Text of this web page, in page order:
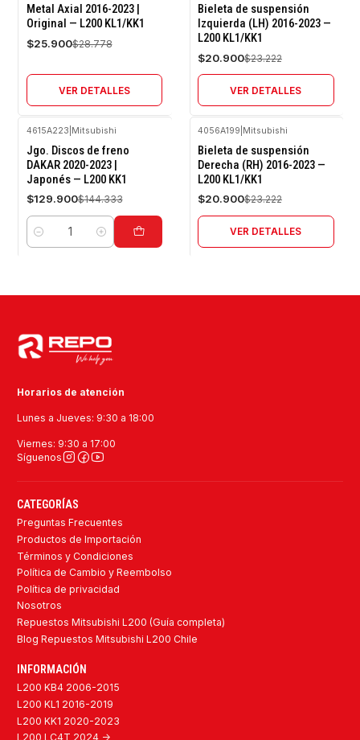
-10%
OFF
Metal Axial 2016-2023 |
Original — L200 KL1/KK1
$25.900$28.778
VER DETALLES
-10%
OFF
Agotado
Bieleta de suspensión
Izquierda (LH) 2016-2023 —
L200 KL1/KK1
$20.900$23.222
VER DETALLES
-10%
OFF
4615A223 Mitsubishi
Jgo. Discos de freno
DAKAR 2020-2023 |
Japonés — L200 KK1
$129.900$144.333
Cantidad
-10%
OFF
Agotado
4056A199 Mitsubishi
Bieleta de suspensión
Derecha (RH) 2016-2023 —
L200 KL1/KK1
$20.900$23.222
VER DETALLES
Horarios de atención
Lunes a Jueves: 9:30 a 18:00
Viernes: 9:30 a 17:00
Síguenos
CATEGORÍAS
Preguntas Frecuentes
Productos de Importación
Términos y Condiciones
Política de Cambio y Reembolso
Política de privacidad
Nosotros
Repuestos Mitsubishi L200 (Guía completa)
Blog Repuestos Mitsubishi L200 Chile
INFORMACIÓN
L200 KB4 2006-2015
L200 KL1 2016-2019
L200 KK1 2020-2023
L200 LC4T 2024 ->